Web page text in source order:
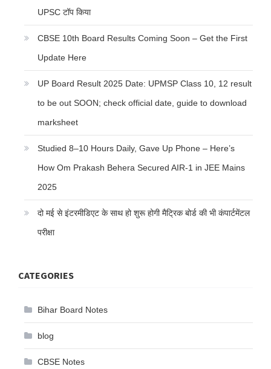
UPSC टॉप किया
CBSE 10th Board Results Coming Soon – Get the First
Update Here
UP Board Result 2025 Date: UPMSP Class 10, 12 result
to be out SOON; check official date, guide to download
marksheet
Studied 8–10 Hours Daily, Gave Up Phone – Here’s
How Om Prakash Behera Secured AIR-1 in JEE Mains
2025
दो मई से इंटरमीडिएट के साथ हो शुरू होगी मैट्रिक बोर्ड की भी कंपार्टमेंटल
परीक्षा
CATEGORIES
Bihar Board Notes
blog
CBSE Notes